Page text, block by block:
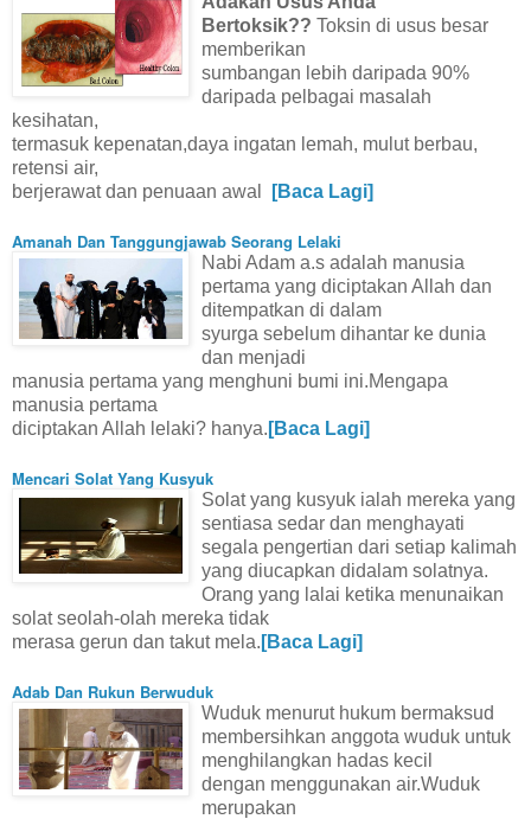
Bertoksik?? Toksin di usus besar
memberikan
sumbangan lebih daripada 90%
daripada pelbagai masalah
kesihatan,
termasuk kepenatan,daya ingatan lemah, mulut berbau,
retensi air,
berjerawat dan penuaan awal
[Baca Lagi]
Amanah Dan Tanggungjawab Seorang Lelaki
Nabi Adam a.s adalah manusia
pertama yang diciptakan Allah dan
ditempatkan di dalam
syurga sebelum dihantar ke dunia
dan menjadi
manusia pertama yang menghuni bumi ini.Mengapa
manusia pertama
diciptakan Allah lelaki? hanya. [Baca Lagi]
Mencari Solat Yang Kusyuk
Solat yang kusyuk ialah mereka yang
sentiasa sedar dan menghayati
segala pengertian dari setiap kalimah
yang diucapkan didalam solatnya.
Orang yang lalai ketika menunaikan
solat seolah-olah mereka tidak
merasa gerun dan takut mela. [Baca Lagi]
Adab Dan Rukun Berwuduk
Wuduk menurut hukum bermaksud
membersihkan anggota wuduk untuk
menghilangkan hadas kecil
dengan menggunakan air.Wuduk
merupakan